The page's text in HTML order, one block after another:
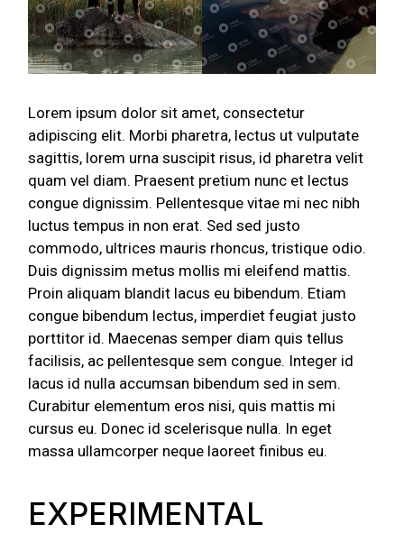
Lorem ipsum dolor sit amet, consectetur
adipiscing elit. Morbi pharetra, lectus ut vulputate
sagittis, lorem urna suscipit risus, id pharetra velit
quam vel diam. Praesent pretium nunc et lectus
congue dignissim. Pellentesque vitae mi nec nibh
luctus tempus in non erat. Sed sed justo
commodo, ultrices mauris rhoncus, tristique odio.
Duis dignissim metus mollis mi eleifend mattis.
Proin aliquam blandit lacus eu bibendum. Etiam
congue bibendum lectus, imperdiet feugiat justo
porttitor id. Maecenas semper diam quis tellus
facilisis, ac pellentesque sem congue. Integer id
lacus id nulla accumsan bibendum sed in sem.
Curabitur elementum eros nisi, quis mattis mi
cursus eu. Donec id scelerisque nulla. In eget
massa ullamcorper neque laoreet finibus eu.
EXPERIMENTAL